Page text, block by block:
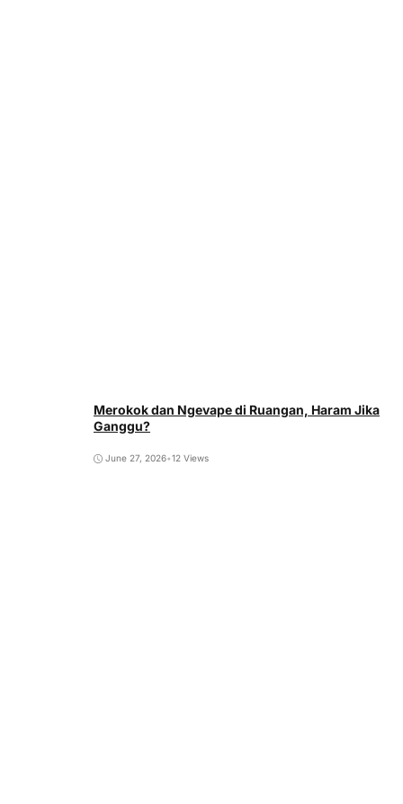
Merokok dan Ngevape di Ruangan, Haram Jika
Ganggu?
June 27, 2026•12 Views